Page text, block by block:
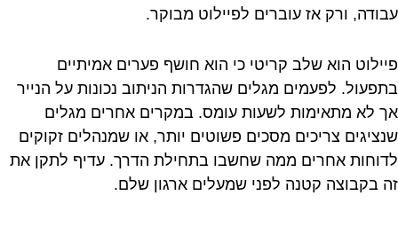
עבודה, ורק אז עוברים לפיילוט מבוקר.
פיילוט הוא שלב קריטי כי הוא חושף פערים אמיתיים
בתפעול. לפעמים מגלים שהגדרות הניתוב נכונות על הנייר
אך לא מתאימות לשעות עומס. במקרים אחרים מגלים
שנציגים צריכים מסכים פשוטים יותר, או שמנהלים זקוקים
לדוחות אחרים ממה שחשבו בתחילת הדרך. עדיף לתקן את
זה בקבוצה קטנה לפני שמעלים ארגון שלם.